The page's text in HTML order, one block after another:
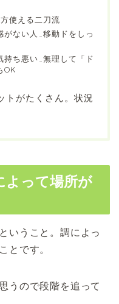
使える二刀流
がない人…移動ドをしっ
持ち悪い…無理して「ド
OK
トがたくさん。状況
よって場所が
いうこと。調によっ
とです。
うので段階を追って